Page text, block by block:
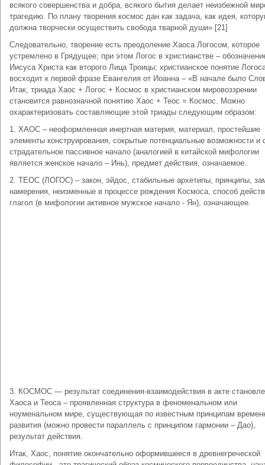
всякого совершенства и добра, всякого бытия делает неизбежной
трагедию. По плану творения космос дан как задача, как идея,
должна творчески осуществить свобода тварной души».[21]
Следовательно, творение есть преодоление Хаоса Логосом, которое
устремлено в Грядущее; при этом Логос в христианстве –
Иисуса Христа как второго Лица Троицы; христианское понятие
восходит к первой фразе Евангелия от Иоанна – «В начале было
Итак, триада Хаос + Логос + Космос в христианском мировоззрении
становится равнозначной понятию Хаос + Теос = Космос. Можно
охарактеризовать составляющие этой триады следующим образом:
1. ХАОС – неоформленная инертная материя, материал, простейшие
элементы конструирования, сокрытые потенциальные возможности
страдательное пассивное начало (аналогией в китайской мифологии
является женское начало – Инь), предмет действия, означаемое.
2. ТЕОС (ЛОГОС) – закон, эйдос, стабильные архетипы, принципы,
намерения, неизменные в процессе рождения Космоса, способ
глагол (в мифологии активное мужское начало - Ян), означающее.
3. КОСМОС — результат соединения-взаимодействия в акте
Хаоса и Теоса – проявленная структура в феноменальном или
ноуменальном мире, существующая по известным принципам
развития (можно провести параллель с принципом гармонии – Дао),
результат действия.
Итак, Хаос, понятие окончательно оформившееся в древнегреческой